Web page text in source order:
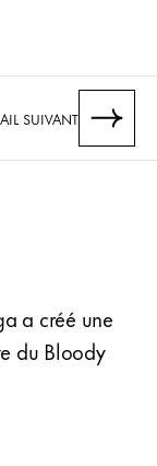
SUIVANT
a créé une
du Bloody